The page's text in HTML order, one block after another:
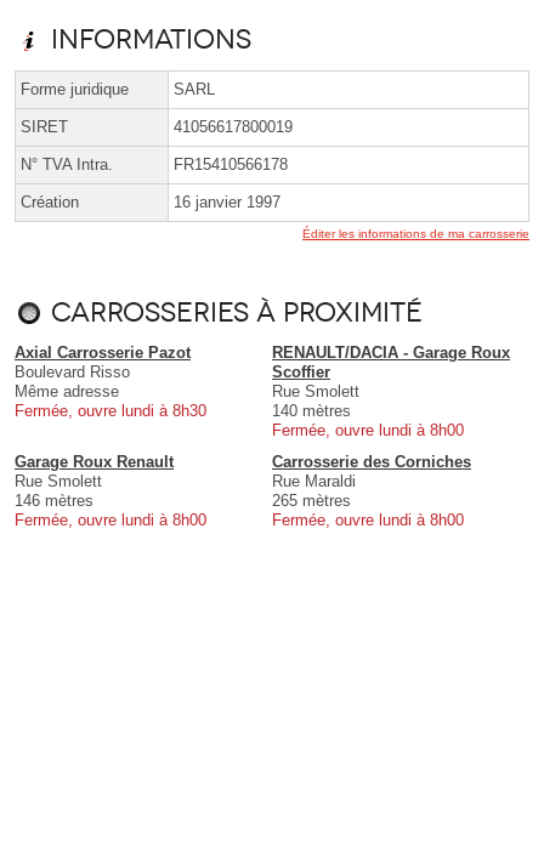
Informations
Forme juridique SARL
SIRET 41056617800019
N° TVA Intra. FR15410566178
Création 16 janvier 1997
Éditer les informations de ma carrosserie
Carrosseries à proximité
Axial Carrosserie Pazot
Boulevard Risso
Même adresse
Fermée, ouvre lundi à 8h30
RENAULT/DACIA - Garage Roux
Scoffier
Rue Smolett
140 mètres
Fermée, ouvre lundi à 8h00
Garage Roux Renault
Rue Smolett
146 mètres
Fermée, ouvre lundi à 8h00
Carrosserie des Corniches
Rue Maraldi
265 mètres
Fermée, ouvre lundi à 8h00